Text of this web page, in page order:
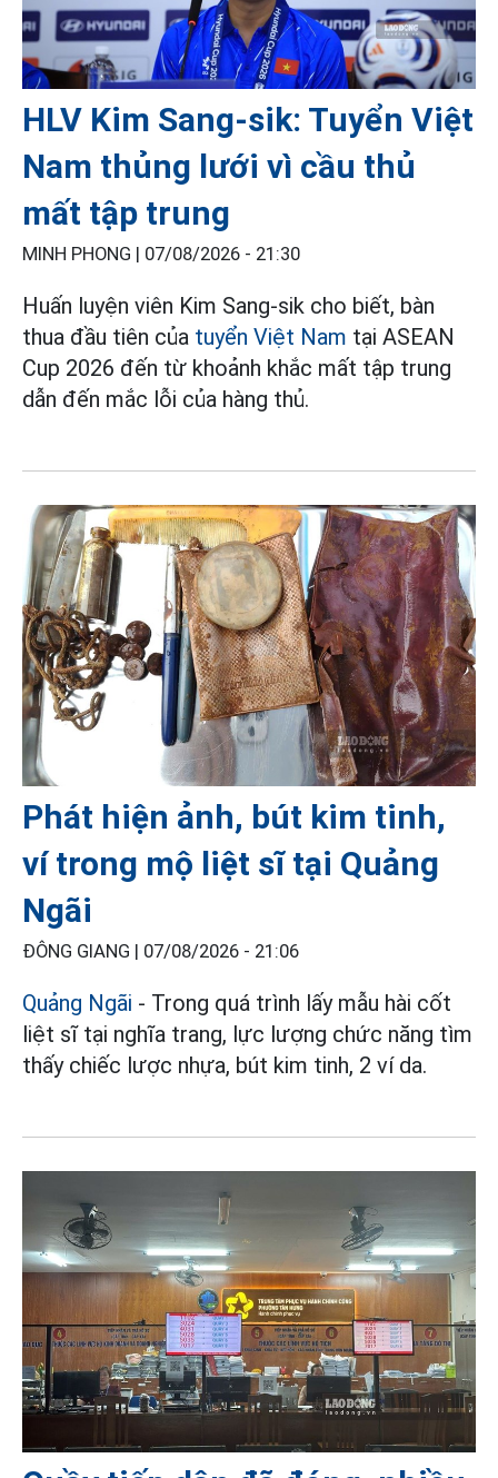
HLV Kim Sang-sik: Tuyển Việt
Nam thủng lưới vì cầu thủ
mất tập trung
MINH PHONG | 07/08/2026 - 21:30
Huấn luyện viên Kim Sang-sik cho biết, bàn
thua đầu tiên của tuyển Việt Nam tại ASEAN
Cup 2026 đến từ khoảnh khắc mất tập trung
dẫn đến mắc lỗi của hàng thủ.
Phát hiện ảnh, bút kim tinh,
ví trong mộ liệt sĩ tại Quảng
Ngãi
ĐÔNG GIANG | 07/08/2026 - 21:06
Quảng Ngãi - Trong quá trình lấy mẫu hài cốt
liệt sĩ tại nghĩa trang, lực lượng chức năng tìm
thấy chiếc lược nhựa, bút kim tinh, 2 ví da.